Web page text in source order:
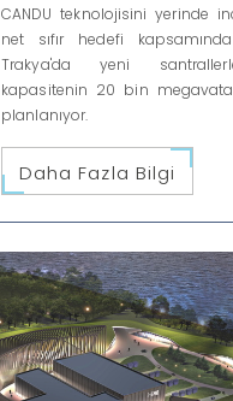
CANDU teknolojisini yerinde
net sıfır hedefi
Trakya'da yeni
kapasitenin 20 bin megavata
planlanıyor.
Daha Fazla Bilgi